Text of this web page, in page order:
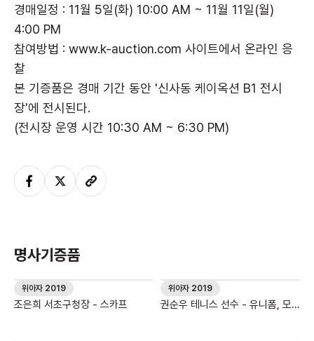
경매일정 : 11월 5일(화) 10:00 AM ~ 11월 11일(월)
4:00 PM
참여방법 : www.k-auction.com 사이트에서 온라인 응
찰
본 기증품은 경매 기간 동안 '신사동 케이옥션 B1 전시
장'에 전시된다.
(전시장 운영 시간 10:30 AM ~ 6:30 PM)
명사기증품
위아자 2019
조은희 서초구청장 - 스카프
위아자 2019
권순우 테니스 선수 - 유니폼, 모